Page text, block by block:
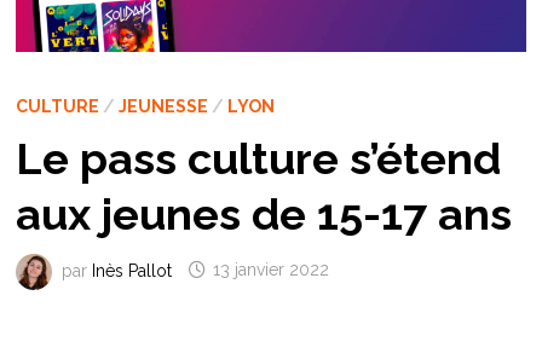
CULTURE / JEUNESSE / LYON
Le pass culture s’étend
aux jeunes de 15-17 ans
par Inès Pallot 13 janvier 2022